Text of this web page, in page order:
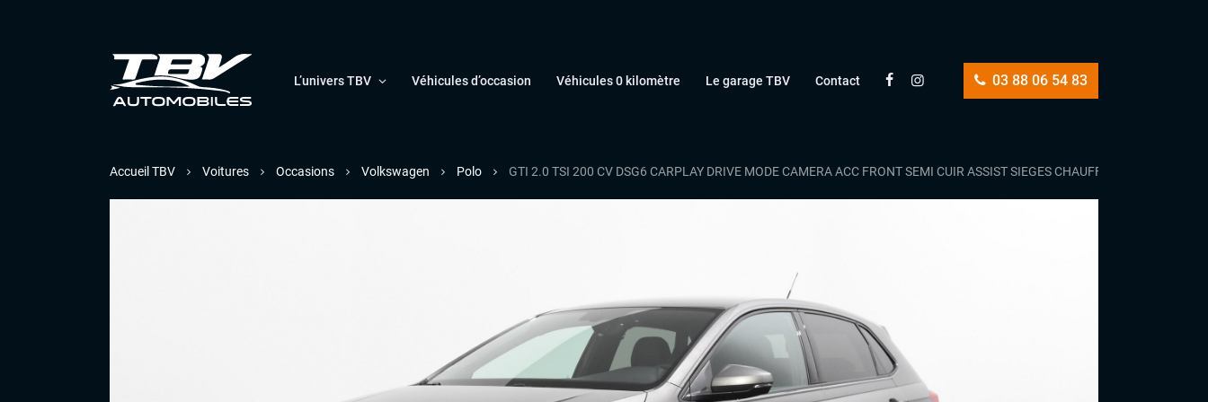
03 88 06 54 83
L’univers TBV Véhicules d’occasion Véhicules 0 kilomètre Le garage TBV Contact
Accueil TBV Voitures Occasions Volkswagen Polo GTI 2.0 TSI 200 CV DSG6 CARPLAY DRIVE MODE CAMERA ACC FRONT SEMI CUIR ASSIST SIEGES CHAUFFANTS INDUCTION